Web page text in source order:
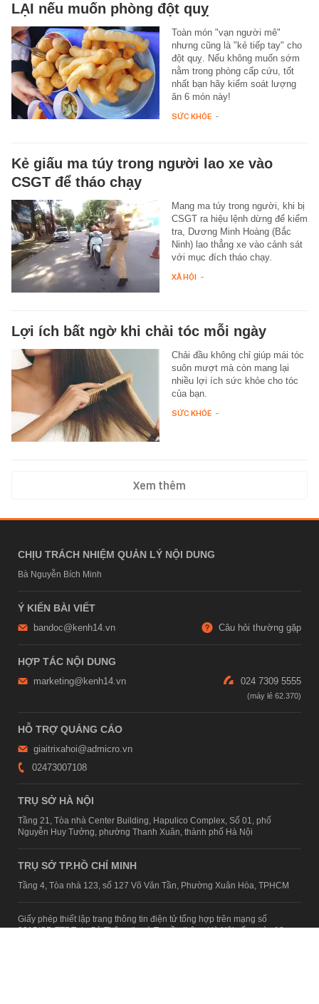
LẠI nếu muốn phòng đột quỵ
Toàn món "vạn người mê"
nhưng cũng là "kẻ tiếp tay" cho
đột quỵ. Nếu không muốn sớm
nằm trong phòng cấp cứu, tốt
nhất bạn hãy kiểm soát lượng
ăn 6 món này!
SỨC KHỎE -
Kẻ giấu ma túy trong người lao xe vào
CSGT để tháo chạy
Mang ma túy trong người, khi bị
CSGT ra hiệu lệnh dừng để kiểm
tra, Dương Minh Hoàng (Bắc
Ninh) lao thẳng xe vào cảnh sát
với mục đích tháo chạy.
XÃ HỘI -
Lợi ích bất ngờ khi chải tóc mỗi ngày
Chải đầu không chỉ giúp mái tóc
suôn mượt mà còn mang lại
nhiều lợi ích sức khỏe cho tóc
của bạn.
SỨC KHỎE -
Xem thêm
CHỊU TRÁCH NHIỆM QUẢN LÝ NỘI DUNG
Bà Nguyễn Bích Minh
Ý KIẾN BÀI VIẾT
bandoc@kenh14.vn Câu hỏi thường gặp
HỢP TÁC NỘI DUNG
marketing@kenh14.vn 024 7309 5555
HỖ TRỢ QUẢNG CÁO
giaitrixahoi@admicro.vn
02473007108
TRỤ SỞ HÀ NỘI
Tầng 21, Tòa nhà Center Building, Hapulico Complex, Số 01, phố
Nguyễn Huy Tưởng, phường Thanh Xuân, thành phố Hà Nội
TRỤ SỞ TP.HỒ CHÍ MINH
Tầng 4, Tòa nhà 123, số 127 Võ Văn Tần, Phường Xuân Hòa, TPHCM
Giấy phép thiết lập trang thông tin điện tử tổng hợp trên mạng số
2215/GP-TTĐT do Sở Thông tin và Truyền thông Hà Nội cấp ngày 10